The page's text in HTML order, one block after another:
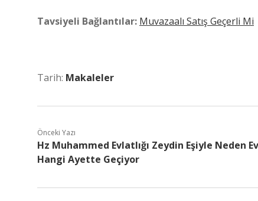
Tavsiyeli Bağlantılar: Muvazaalı Satış Geçerli Mi
Tarih: Makaleler
Önceki Yazı
Hz Muhammed Evlatlığı Zeydin Eşiyle Neden
Hangi Ayette Geçiyor